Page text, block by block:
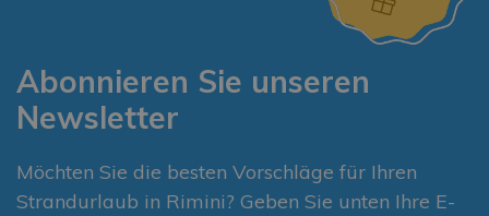
Abonnieren Sie unseren
Newsletter
Möchten Sie die besten Vorschläge für Ihren
Strandurlaub in Rimini? Geben Sie unten Ihre E-